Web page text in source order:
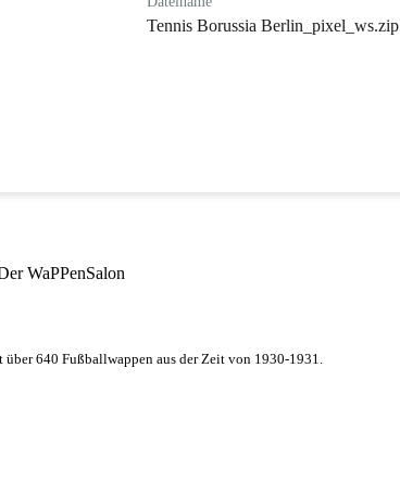
Tennis Borussia Berlin_pixel_ws.zip
WaPPenSalon
640 Fußballwappen aus der Zeit von 1930-1931.